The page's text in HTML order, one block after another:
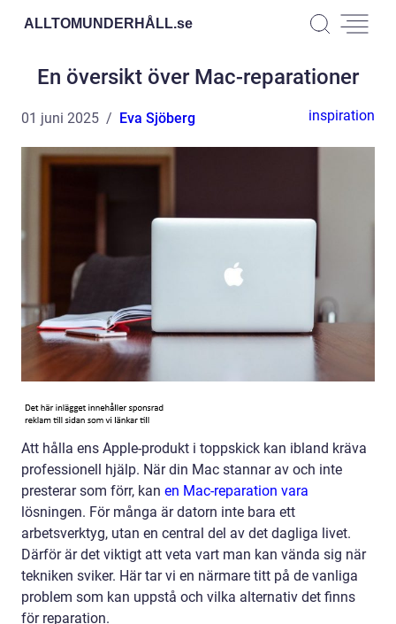
ALLTOMUNDERHÅLL.se
En översikt över Mac-reparationer
01 juni 2025 Eva Sjöberg inspiration
Att hålla ens Apple-produkt i toppskick kan ibland kräva
professionell hjälp. När din Mac stannar av och inte
presterar som förr, kan en Mac-reparation vara
lösningen. För många är datorn inte bara ett
arbetsverktyg, utan en central del av det dagliga livet.
Därför är det viktigt att veta vart man kan vända sig när
tekniken sviker. Här tar vi en närmare titt på de vanliga
problem som kan uppstå och vilka alternativ det finns
för reparation.